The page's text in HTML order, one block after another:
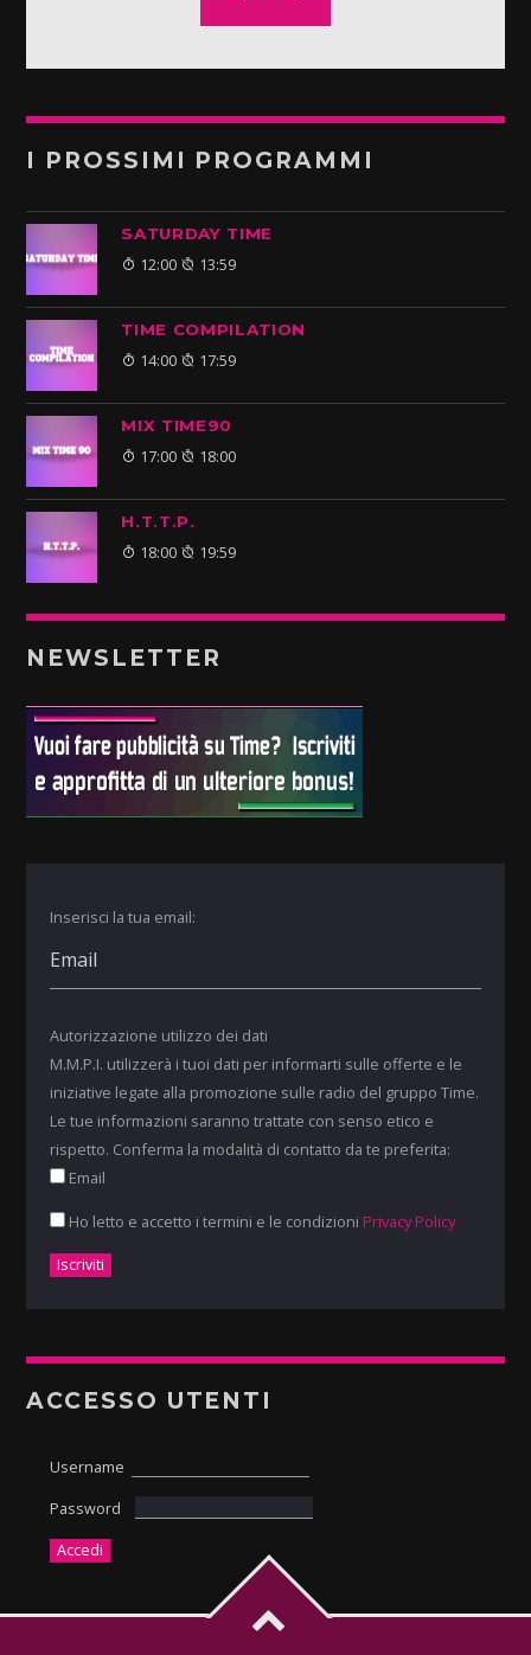
I PROSSIMI PROGRAMMI
SATURDAY TIME
12:00 13:59
TIME COMPILATION
14:00 17:59
MIX TIME90
17:00 18:00
H.T.T.P.
18:00 19:59
NEWSLETTER
Inserisci la tua email:
Autorizzazione utilizzo dei dati
M.M.P.I. utilizzerà i tuoi dati per informarti sulle offerte e le
iniziative legate alla promozione sulle radio del gruppo Time.
Le tue informazioni saranno trattate con senso etico e
rispetto. Conferma la modalità di contatto da te preferita:
Email
Ho letto e accetto i termini e le condizioni Privacy Policy
ACCESSO UTENTI
Username
Password